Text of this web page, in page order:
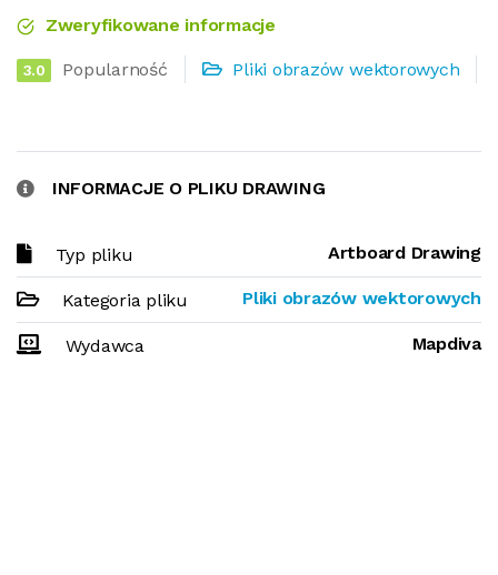
Zweryfikowane informacje
3.0 Popularność Pliki obrazów wektorowych
INFORMACJE O PLIKU DRAWING
Typ pliku Artboard Drawing
Kategoria pliku Pliki obrazów wektorowych
Wydawca Mapdiva